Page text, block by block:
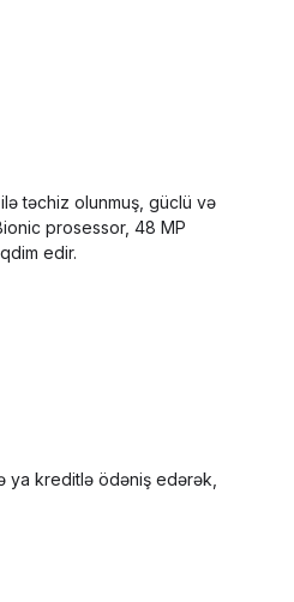
təchiz olunmuş, güclü və
prosessor, 48 MP
edir.
ya kreditlə ödəniş edərək,